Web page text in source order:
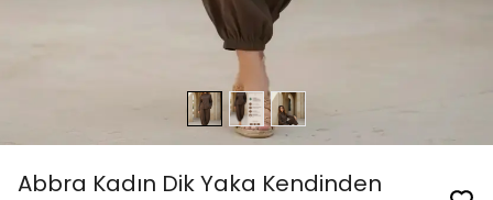
Abbra Kadın Dik Yaka Kendinden